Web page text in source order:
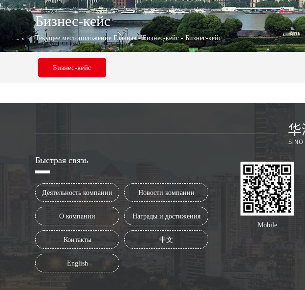
Бизнес-кейс
Текущее местоположение:Главная-Бизнес-кейс- Бизнес-кейс
Бизнес-кейс
Быстрая связь
Деятельность компании Новости компании
О компании Награды и достижения
Контакты 中文
English
Mobile